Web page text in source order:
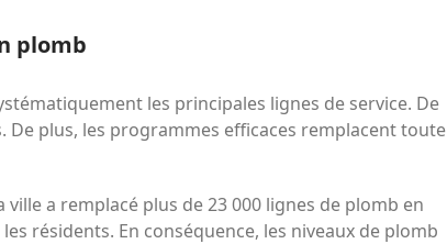
plomb
les principales lignes de service. De
plus, les programmes efficaces remplacent toute
a remplacé plus de 23 000 lignes de plomb en
résidents. En conséquence, les niveaux de plomb